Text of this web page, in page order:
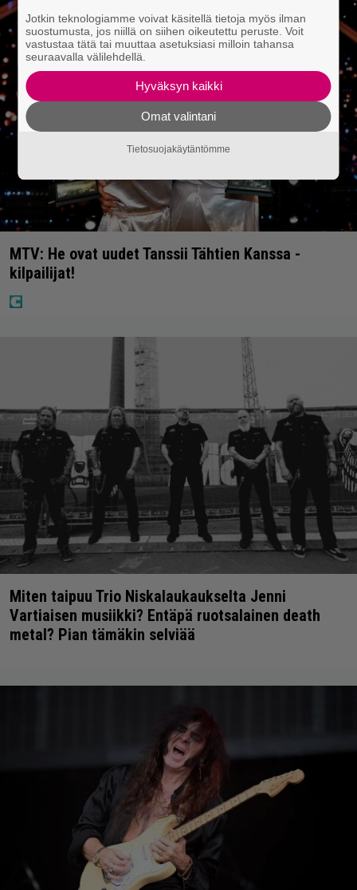
MTV: He ovat uudet Tanssii Tähtien Kanssa -
kilpailijat!
Miten taipuu Trio Niskalaukaukselta Jenni
Vartiaisen musiikki? Entäpä ruotsalainen death
metal? Pian tämäkin selviää
Jotkin teknologiamme voivat käsitellä tietoja myös ilman
suostumusta, jos niillä on siihen oikeutettu peruste. Voit
vastustaa tätä tai muuttaa asetuksiasi milloin tahansa
seuraavalla välilehdellä.
Hyväksyn kaikki
Omat valintani
Tietosuojakäytäntömme